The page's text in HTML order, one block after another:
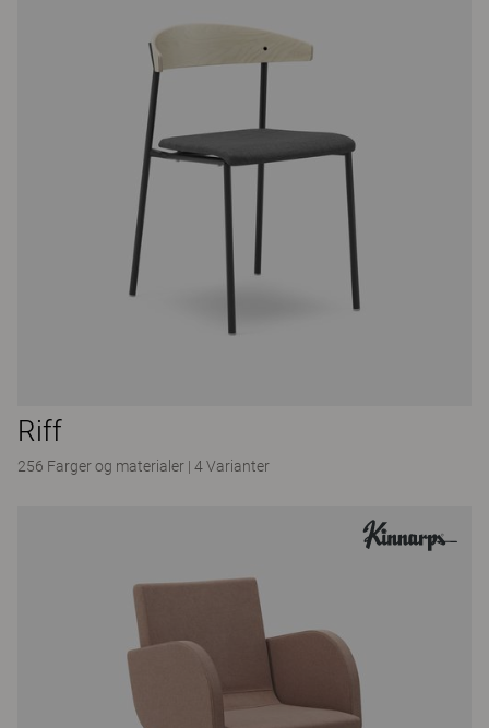
Riff
256 Farger og materialer | 4 Varianter